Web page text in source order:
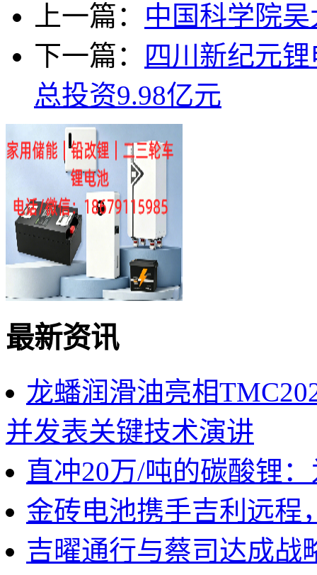
上一篇： 中国科学院
下一篇：
四川新纪元
总投资9.98亿元
最新资讯
龙蟠润滑油亮相
并发表关键技术演讲
直冲20万/吨的碳酸锂
金砖电池携手吉利远程
吉曜通行与蔡司达成战